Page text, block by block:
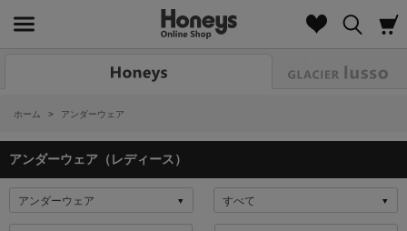
ホーム > アンダーウェア
アンダーウェア（レディース）